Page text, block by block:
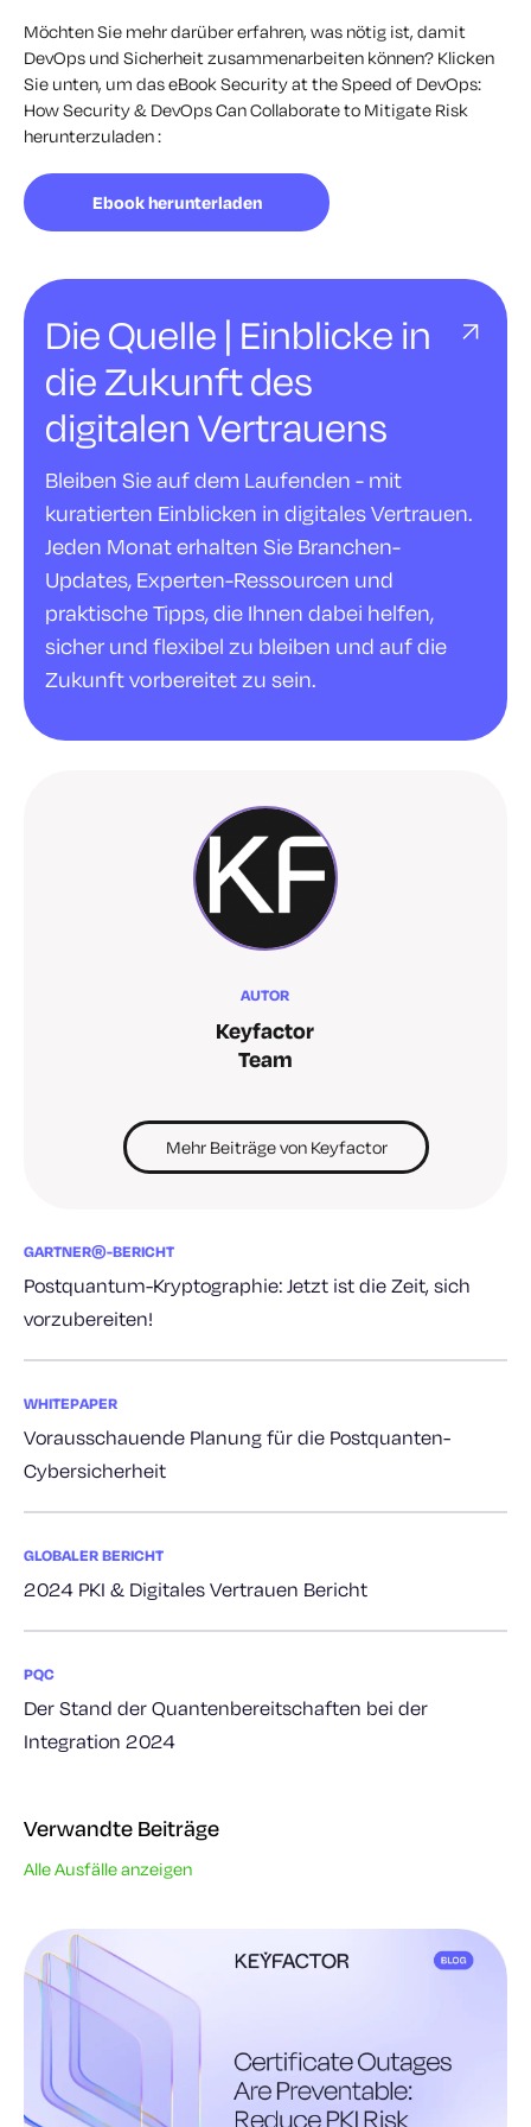
Möchten Sie mehr darüber erfahren, was nötig ist, damit
DevOps und Sicherheit zusammenarbeiten können? Klicken
Sie unten, um das eBook Security at the Speed of DevOps:
How Security & DevOps Can Collaborate to Mitigate Risk
herunterzuladen:
Ebook herunterladen
Die Quelle | Einblicke in
die Zukunft des
digitalen Vertrauens
Bleiben Sie auf dem Laufenden - mit
kuratierten Einblicken in digitales Vertrauen.
Jeden Monat erhalten Sie Branchen-
Updates, Experten-Ressourcen und
praktische Tipps, die Ihnen dabei helfen,
sicher und flexibel zu bleiben und auf die
Zukunft vorbereitet zu sein.
AUTOR
Keyfactor
Team
Mehr Beiträge von Keyfactor
GARTNER®-BERICHT
Postquantum-Kryptographie: Jetzt ist die Zeit, sich
vorzubereiten!
WHITEPAPER
Vorausschauende Planung für die Postquanten-
Cybersicherheit
GLOBALER BERICHT
2024 PKI & Digitales Vertrauen Bericht
PQC
Der Stand der Quantenbereitschaften bei der
Integration 2024
Verwandte Beiträge
Alle Ausfälle anzeigen